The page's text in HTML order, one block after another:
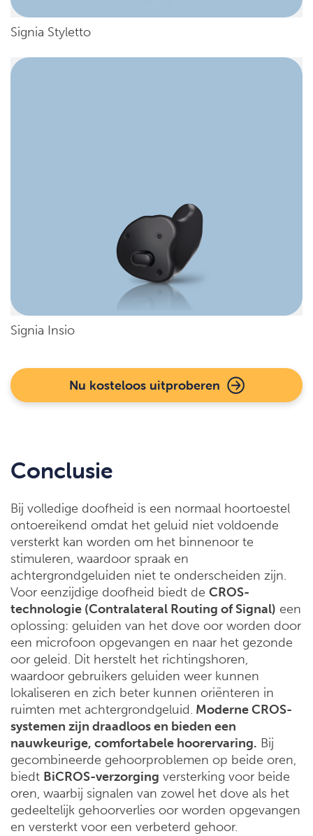
Signia Styletto
Signia Insio
Nu kosteloos uitproberen
Conclusie
Bij volledige doofheid is een normaal hoortoestel
ontoereikend omdat het geluid niet voldoende
versterkt kan worden om het binnenoor te
stimuleren, waardoor spraak en
achtergrondgeluiden niet te onderscheiden zijn.
Voor eenzijdige doofheid biedt de CROS-
technologie (Contralateral Routing of Signal) een
oplossing: geluiden van het dove oor worden door
een microfoon opgevangen en naar het gezonde
oor geleid. Dit herstelt het richtingshoren,
waardoor gebruikers geluiden weer kunnen
lokaliseren en zich beter kunnen oriënteren in
ruimten met achtergrondgeluid. Moderne CROS-
systemen zijn draadloos en bieden een
nauwkeurige, comfortabele hoorervaring. Bij
gecombineerde gehoorproblemen op beide oren,
biedt BiCROS-verzorging versterking voor beide
oren, waarbij signalen van zowel het dove als het
gedeeltelijk gehoorverlies oor worden opgevangen
en versterkt voor een verbeterd gehoor.